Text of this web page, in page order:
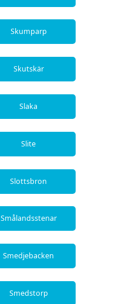
Skumparp
Skutskär
Slaka
Slite
Slottsbron
Smålandsstenar
Smedjebacken
Smedstorp